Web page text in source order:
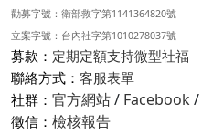
勸募字號：衛部救字第1141364820號
立案字號：台內社字第1010278037號
募款： 定期定額支持微型社福
聯絡方式： 客服表單
社群： 官方網站/ Facebook/
徵信： 檢核報告